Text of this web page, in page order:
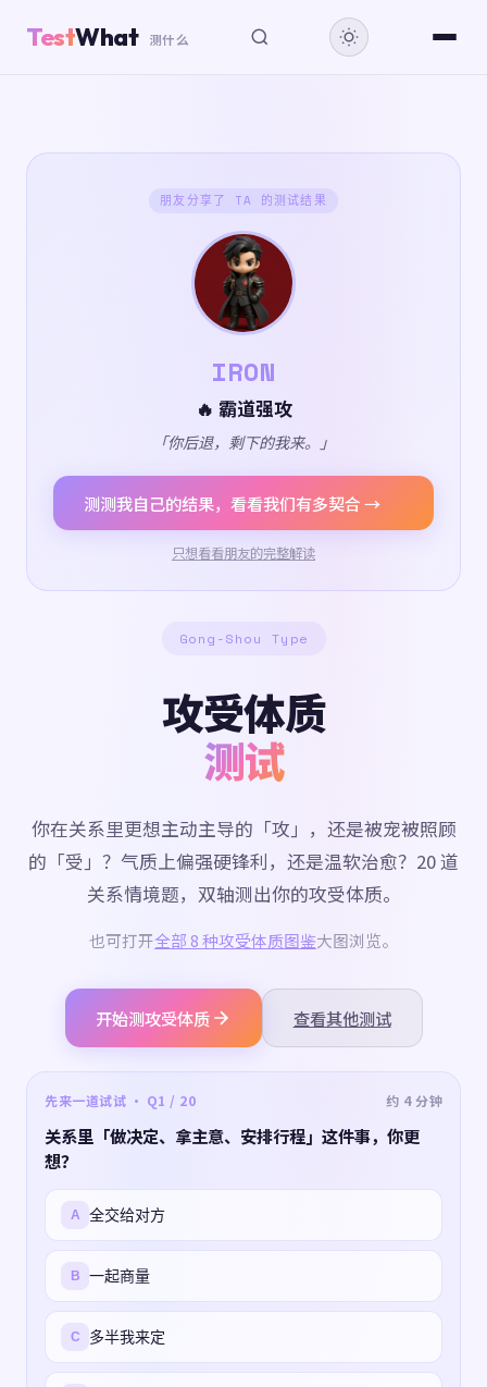
TestWhat 测什么
朋友分享了 TA 的测试结果
IRON
🔥 霸道强攻
「你后退，剩下的我来。」
测测我自己的结果，看看我们有多契合 →
只想看看朋友的完整解读
Gong-Shou Type
攻受体质
测试
你在关系里更想主动主导的「攻」，还是被宠被照顾
的「受」？气质上偏强硬锋利，还是温软治愈？20 道
关系情境题，双轴测出你的攻受体质。
也可打开全部 8 种攻受体质图鉴大图浏览。
开始测攻受体质 查看其他测试
先来一道试试 · Q1 / 20 约 4 分钟
关系里「做决定、拿主意、安排行程」这件事，你更
想？
A 全交给对方
B 一起商量
C 多半我来定